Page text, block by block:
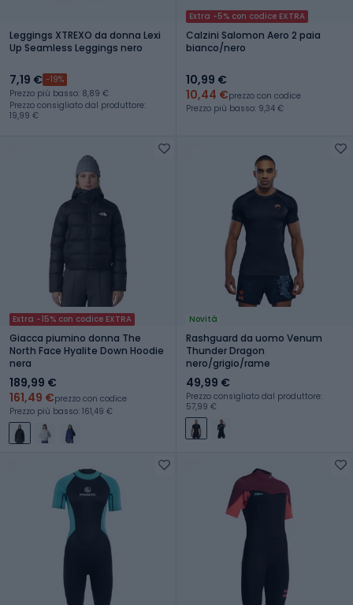
Leggings XTREXO da donna Lexi
Up Seamless Leggings nero
7,19 € -19%
Prezzo più basso: 8,89 €
Prezzo consigliato dal produttore:
19,99 €
Extra -5% con codice EXTRA
Calzini Salomon Aero 2 paia
bianco/nero
10,99 €
10,44 €prezzo con codice
Prezzo più basso: 9,34 €
Extra -15% con codice EXTRA
Giacca piumino donna The
North Face Hyalite Down Hoodie
nera
189,99 €
161,49 €prezzo con codice
Prezzo più basso: 161,49 €
Novità
Rashguard da uomo Venum
Thunder Dragon
nero/grigio/rame
49,99 €
Prezzo consigliato dal produttore:
57,99 €